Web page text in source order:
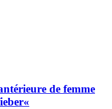
de femme